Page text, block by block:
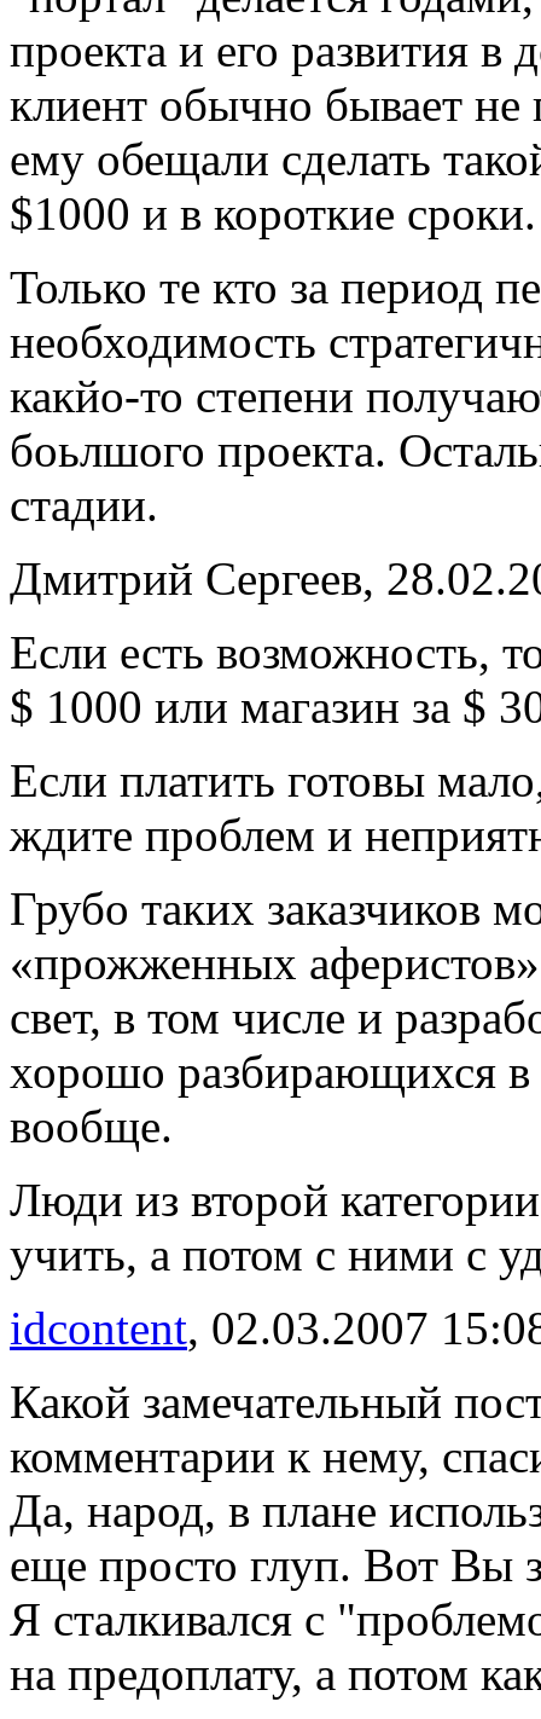
проекта и его развития в
клиент обычно бывает не
ему обещали сделать
$1000 и в короткие сроки.
Только те кто за период
необходимость
какйо-то степени
боьлшого проекта.
стадии.
Дмитрий Сергеев,
Если есть возможность,
$ 1000 или магазин за $
Если платить готовы
ждите проблем и
Грубо таких заказчиков
«прожженных
свет, в том числе и
хорошо разбирающихся в
вообще.
Люди из второй
учить, а потом с ними с
idcontent, 02.03.2007
Какой замечательный
комментарии к нему,
Да, народ, в плане
еще просто глуп. Вот Вы
Я сталкивался с
на предоплату, а потом